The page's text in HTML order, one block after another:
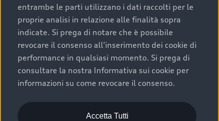
efficienza meccanica: motore, trasmissione e
componenti principali in ottimo stato garantiscono
prestazioni affidabili e sicure.
Acquistare un’auto usata in una Concessionaria ufficiale
Audi che offre l’usato garantito tramite Audi Prima
Scelta :plus, significa affidarsi ad un prodotto che viene
sottoposto a 110 controlli approfonditi e coperto da
garanzia fino a 4 anni per una maggiore tutela del tuo
acquisto.
entrambe le parti utilizzano i dati raccolti per le
proprie analisi in relazione alle finalità sopra
indicate. Si prega di notare che è possibile
revocare il consenso all'inserimento dei cookie di
performance in qualsiasi momento. Si prega di
consultare la nostra Informativa sui cookie per
informazioni su come revocare il consenso.
Accetta Tutti